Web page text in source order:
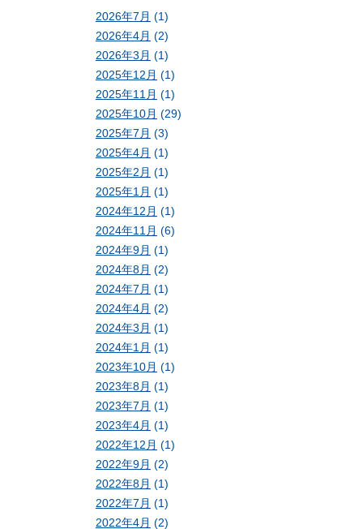
2026年7月 (1)
2026年4月 (2)
2026年3月 (1)
2025年12月 (1)
2025年11月 (1)
2025年10月 (29)
2025年7月 (3)
2025年4月 (1)
2025年2月 (1)
2025年1月 (1)
2024年12月 (1)
2024年11月 (6)
2024年9月 (1)
2024年8月 (2)
2024年7月 (1)
2024年4月 (2)
2024年3月 (1)
2024年1月 (1)
2023年10月 (1)
2023年8月 (1)
2023年7月 (1)
2023年4月 (1)
2022年12月 (1)
2022年9月 (2)
2022年8月 (1)
2022年7月 (1)
2022年4月 (2)